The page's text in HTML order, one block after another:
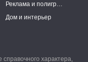
Реклама и полиграфия
Дом и интерьер
характера,